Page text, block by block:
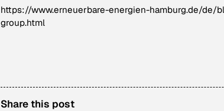
https://www.erneuerbare-energien-hamburg.de/
group.html
Share this post